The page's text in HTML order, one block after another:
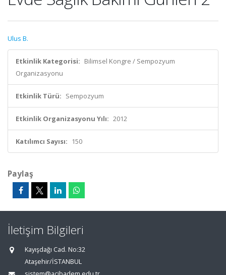
Ulus B.
Etkinlik Kategorisi: Bilimsel Kongre / Sempozyum
Organizasyonu
Etkinlik Türü: Sempozyum
Etkinlik Organizasyonu Yılı: 2012
Katılımcı Sayısı: 150
Paylaş
İletişim Bilgileri
Kayışdağı Cad. No:32
Ataşehir/İSTANBUL